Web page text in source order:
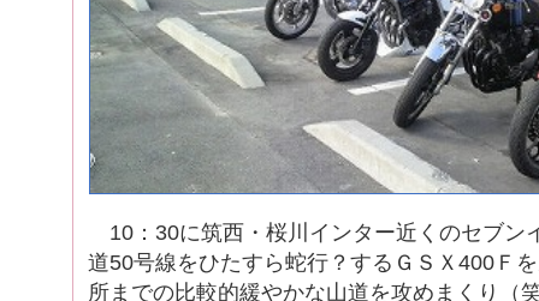
10：30に筑西・桜川インター近くのセブン
道50号線をひたすら蛇行？するＧＳＸ400Ｆ
所までの比較的緩やかな山道を攻めまくり（